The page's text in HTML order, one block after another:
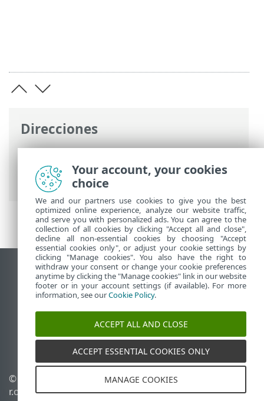
Direcciones
Ayuda en línea de ESET>ESET Smart
Security Premium>ESET Smart Security
Premium
> Prevención
Ver sitio para ordenador
End of Life
Base de conocimiento de ESET
Foro de ESET
ESET Status Portal
Soporte técnico regional
© 1992 - 2026 ESET, spol. s
r.o. Todos los derechos
Administrar cookies
Política de cookies
Your account, your cookies
choice
We and our partners use cookies to give you the best
optimized online experience, analyze our website traffic,
and serve you with personalized ads. You can agree to the
collection of all cookies by clicking "Accept all and close",
decline all non-essential cookies by choosing "Accept
essential cookies only", or adjust your cookie settings by
clicking "Manage cookies". You also have the right to
withdraw your consent or change your cookie preferences
anytime by clicking the "Manage cookies" link in our website
footer or in your account settings (if available). For more
information, see ourCookie Policy.
ACCEPT ALL AND CLOSE
ACCEPT ESSENTIAL COOKIES ONLY
MANAGE COOKIES